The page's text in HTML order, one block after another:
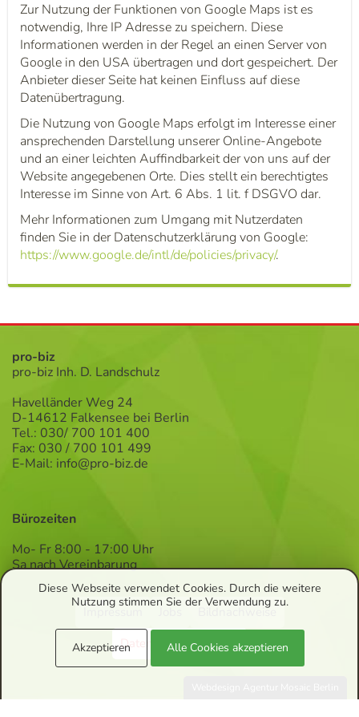
Diese Webseite verwendet Cookies. Durch die weitere
Nutzung stimmen Sie der Verwendung zu.
Akzeptieren Alle Cookies akzeptieren
Zur Nutzung der Funktionen von Google Maps ist es
notwendig, Ihre IP Adresse zu speichern. Diese
Informationen werden in der Regel an einen Server von
Google in den USA übertragen und dort gespeichert. Der
Anbieter dieser Seite hat keinen Einfluss auf diese
Datenübertragung.
Die Nutzung von Google Maps erfolgt im Interesse einer
ansprechenden Darstellung unserer Online-Angebote
und an einer leichten Auffindbarkeit der von uns auf der
Website angegebenen Orte. Dies stellt ein berechtigtes
Interesse im Sinne von Art. 6 Abs. 1 lit. f DSGVO dar.
Mehr Informationen zum Umgang mit Nutzerdaten
finden Sie in der Datenschutzerklärung von Google:
https://www.google.de/intl/de/policies/privacy/.
pro-biz
pro-biz Inh. D. Landschulz
Havelländer Weg 24
D-14612 Falkensee bei Berlin
Tel.: 030/ 700 101 400
Fax: 030 / 700 101 499
E-Mail: info@pro-biz.de
Bürozeiten
Mo- Fr 8:00 - 17:00 Uhr
Sa nach Vereinbarung
Impressum
Bildnachweise
Datenschutzerklärung